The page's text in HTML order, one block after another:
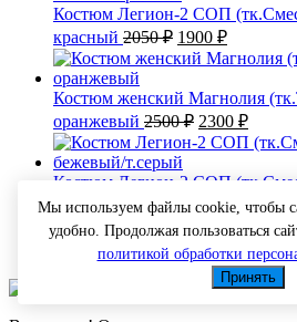
Костюм Легион-2 СОП
красный 2050₽ Первоначальная
цена
составляла
2050 ₽.
1900 ₽Текущая
цена:
Костюм женский Магнолия
оранжевый 2500₽
цена
составляла
2500 ₽.
2300 ₽
цена:
Костюм Легион-2 СОП
т.серый 2300₽Первоначальная
составляла
2300 ₽.
1900₽Текущая
цена:
утепленный СТАНДАРТ
Мы используем файлы cookie, чтобы
удобно. Продолжая пользоваться
политикой обработки
Принять